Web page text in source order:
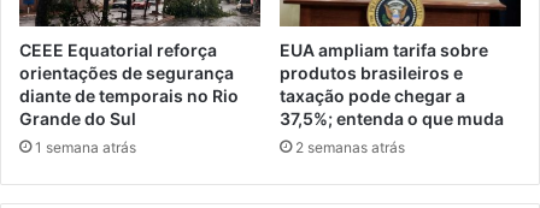
CEEE Equatorial reforça
orientações de segurança
diante de temporais no Rio
Grande do Sul
1 semana atrás
EUA ampliam tarifa sobre
produtos brasileiros e
taxação pode chegar a
37,5%; entenda o que muda
2 semanas atrás